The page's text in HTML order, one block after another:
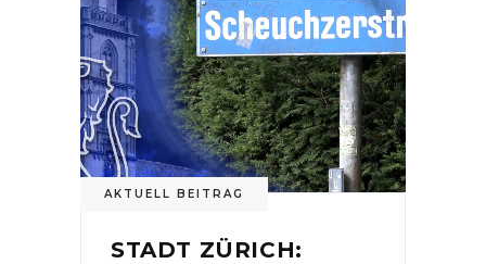
AKTUELL BEITRAG
STADT ZÜRICH: